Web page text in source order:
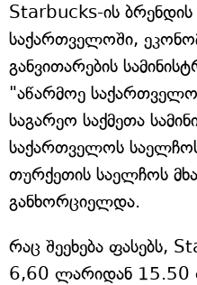
Starbucks-ის
საქართველოში,
განვითარების
"აწარმოე
საგარეო საქმეთა
საქართველოს
თურქეთის საელჩოს
განხორციელდა.
რაც შეეხება ფასებს,
6,60 ლარიდან 15.50